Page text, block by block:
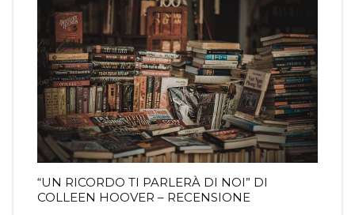
“UN RICORDO TI PARLERÀ DI NOI” DI
COLLEEN HOOVER – RECENSIONE